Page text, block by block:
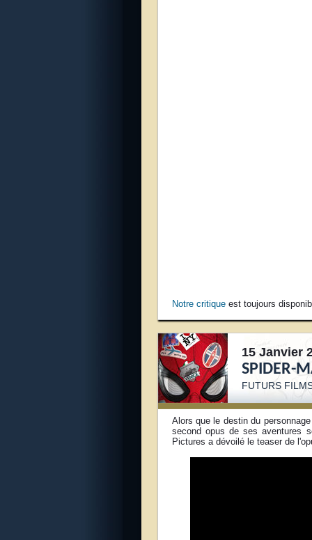
Notre critiqueest toujours
15 Janvier
SPIDER-
FUTURS
Alors que le destin du
second opus de ses aventures
Pictures a dévoilé le teaser de